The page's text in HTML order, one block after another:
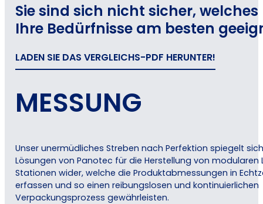
Sie sind sich nicht sicher,
Ihre Bedürfnisse am besten
LADEN SIE DAS VERGLEICHS-PDF HERUNTER!
MESSUNG
Unser unermüdliches Streben nach Perfektion spiegelt
Lösungen von Panotec für die Herstellung von modularen
Stationen wider, welche die Produktabmessungen in
erfassen und so einen reibungslosen und kontinuierlichen
Verpackungsprozess gewährleisten.